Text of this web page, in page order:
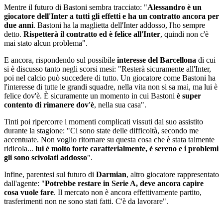
Mentre il futuro di Bastoni sembra tracciato: "Alessandro è un
giocatore dell'Inter a tutti gli effetti e ha un contratto ancora per
due anni. Bastoni ha la maglietta dell'Inter addosso, l'ho sempre
detto. Rispetterà il contratto ed è felice all'Inter, quindi non c'è
mai stato alcun problema".
E ancora, rispondendo sul possibile interesse del Barcellona di cui
si è discusso tanto negli scorsi mesi: "Resterà sicuramente all'Inter,
poi nel calcio può succedere di tutto. Un giocatore come Bastoni ha
l'interesse di tutte le grandi squadre, nella vita non si sa mai, ma lui è
felice dov'è. È sicuramente un momento in cui Bastoni è super
contento di rimanere dov'è, nella sua casa".
Tinti poi ripercorre i momenti complicati vissuti dal suo assistito
durante la stagione: "Ci sono state delle difficoltà, secondo me
accentuate. Non voglio ritornare su questa cosa che è stata talmente
ridicola... lui è molto forte caratterialmente, è sereno e i problemi
gli sono scivolati addosso".
Infine, parentesi sul futuro di Darmian, altro giocatore rappresentato
dall'agente: "Potrebbe restare in Serie A, deve ancora capire
cosa vuole fare. Il mercato non è ancora effettivamente partito,
trasferimenti non ne sono stati fatti. C'è da lavorare".